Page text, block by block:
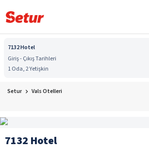
7132 Hotel
Giriş - Çıkış Tarihleri
1 Oda, 2 Yetişkin
Setur Vals Otelleri
7132 Hotel